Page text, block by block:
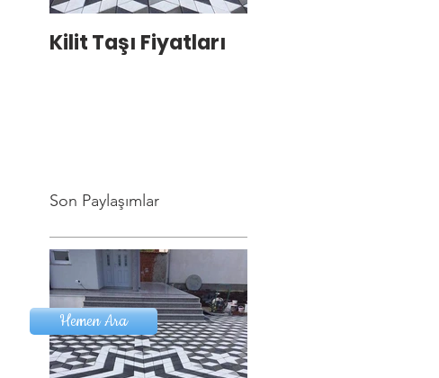
Kilit Taşı Fiyatları
Son Paylaşımlar
Hemen Ara